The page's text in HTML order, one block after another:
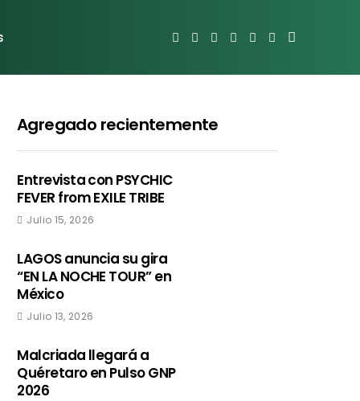
Agregado recientemente
Entrevista con PSYCHIC
FEVER from EXILE TRIBE
Julio 15, 2026
LAGOS anuncia su gira
“EN LA NOCHE TOUR” en
México
Julio 13, 2026
Malcriada llegará a
Quéretaro en Pulso GNP
2026